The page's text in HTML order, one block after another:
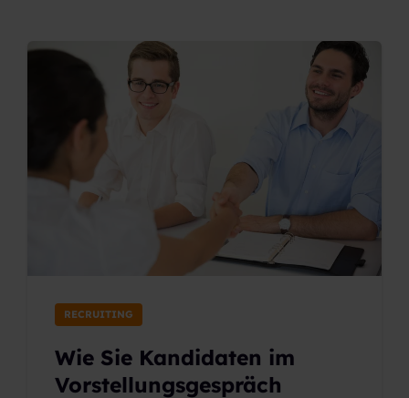
RECRUITING
Wie Sie Kandidaten im
Vorstellungsgespräch